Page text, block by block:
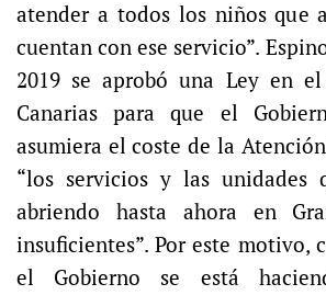
atender a todos los niños que
cuentan con ese servicio”.
2019 se aprobó una Ley en
Canarias para que el
asumiera el coste de la
“los servicios y las unidades
abriendo hasta ahora en
insuficientes”. Por este motivo,
el Gobierno se está